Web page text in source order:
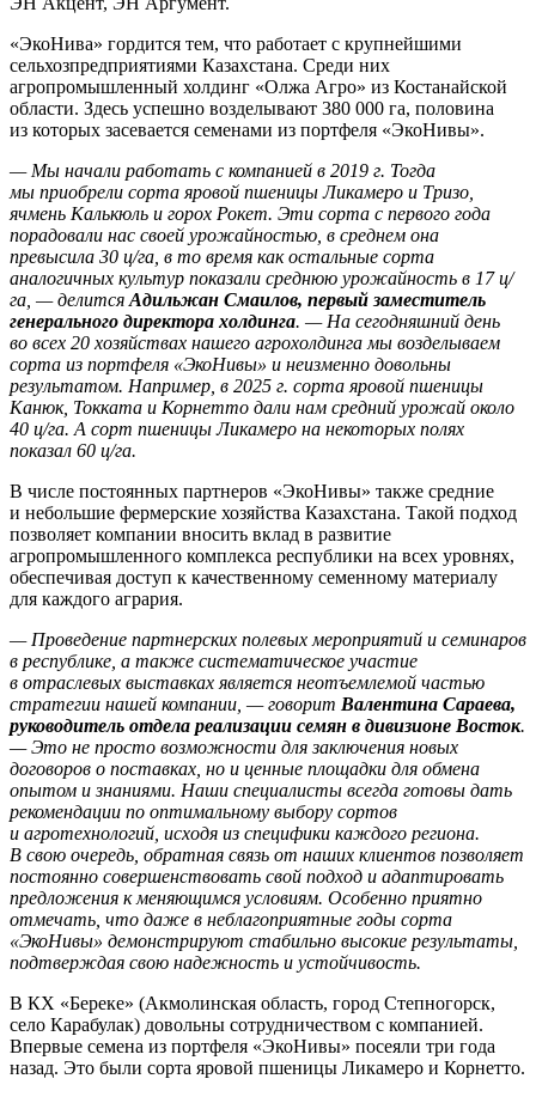
«ЭкоНива» гордится тем, что работает с крупнейшими
сельхозпредприятиями Казахстана. Среди них
агропромышленный холдинг «Олжа Агро» из Костанайской
области. Здесь успешно возделывают 380 000 га, половина
из которых засевается семенами из портфеля «ЭкоНивы».
— Мы начали работать с компанией в 2019 г. Тогда
мы приобрели сорта яровой пшеницы Ликамеро и Тризо,
ячмень Калькюль и горох Рокет. Эти сорта с первого года
порадовали нас своей урожайностью, в среднем она
превысила 30 ц/га, в то время как остальные сорта
аналогичных культур показали среднюю урожайность в 17 ц/
га, — делится Адильжан Смаилов, первый заместитель
генерального директора холдинга. — На сегодняшний день
во всех 20 хозяйствах нашего агрохолдинга мы возделываем
сорта из портфеля «ЭкоНивы» и неизменно довольны
результатом. Например, в 2025 г. сорта яровой пшеницы
Канюк, Токката и Корнетто дали нам средний урожай около
40 ц/га. А сорт пшеницы Ликамеро на некоторых полях
показал 60 ц/га.
В числе постоянных партнеров «ЭкоНивы» также средние
и небольшие фермерские хозяйства Казахстана. Такой подход
позволяет компании вносить вклад в развитие
агропромышленного комплекса республики на всех уровнях,
обеспечивая доступ к качественному семенному материалу
для каждого агрария.
— Проведение партнерских полевых мероприятий и семинаров
в республике, а также систематическое участие
в отраслевых выставках является неотъемлемой частью
стратегии нашей компании, — говорит Валентина Сараева,
руководитель отдела реализации семян в дивизионе Восток.
— Это не просто возможности для заключения новых
договоров о поставках, но и ценные площадки для обмена
опытом и знаниями. Наши специалисты всегда готовы дать
рекомендации по оптимальному выбору сортов
и агротехнологий, исходя из специфики каждого региона.
В свою очередь, обратная связь от наших клиентов позволяет
постоянно совершенствовать свой подход и адаптировать
предложения к меняющимся условиям. Особенно приятно
отмечать, что даже в неблагоприятные годы сорта
«ЭкоНивы» демонстрируют стабильно высокие результаты,
подтверждая свою надежность и устойчивость.
В КХ «Береке» (Акмолинская область, город Степногорск,
село Карабулак) довольны сотрудничеством с компанией.
Впервые семена из портфеля «ЭкоНивы» посеяли три года
назад. Это были сорта яровой пшеницы Ликамеро и Корнетто.